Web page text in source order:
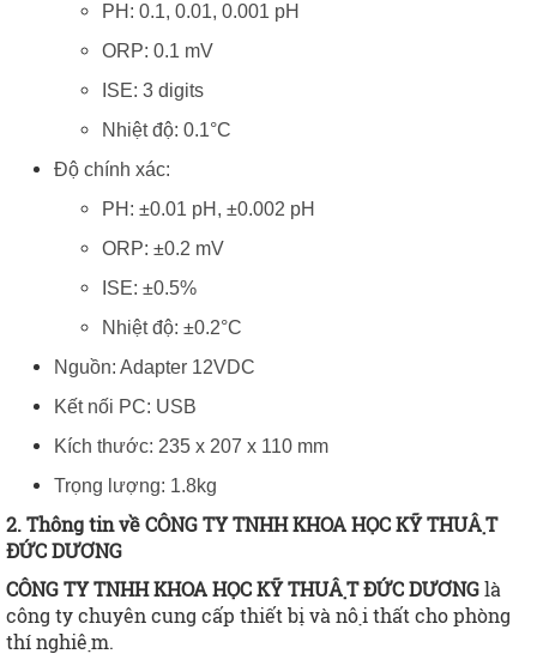
PH: 0.1, 0.01, 0.001 pH
ORP: 0.1 mV
ISE: 3 digits
Nhiệt độ: 0.1°C
Độ chính xác:
PH: ±0.01 pH, ±0.002 pH
ORP: ±0.2 mV
ISE: ±0.5%
Nhiệt độ: ±0.2°C
Nguồn: Adapter 12VDC
Kết nối PC: USB
Kích thước: 235 x 207 x 110 mm
Trọng lượng: 1.8kg
2. Thông tin về CÔNG TY TNHH KHOA HỌC KỸ THUẬT
ĐỨC DƯƠNG
CÔNG TY TNHH KHOA HỌC KỸ THUẬTĐỨC DƯƠNGlà
công ty chuyên cung cấp thiết bị và nội thất cho phòng
thí nghiệm.